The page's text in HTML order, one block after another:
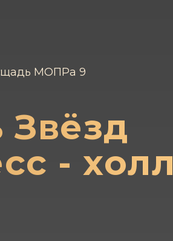
Звёзд
- холл
МОПРа 9